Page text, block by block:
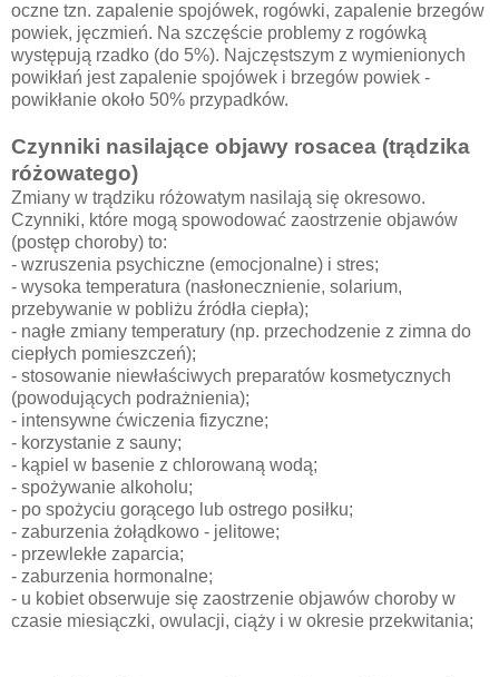
oczne tzn. zapalenie spojówek, rogówki, zapalenie brzegów
powiek, jęczmień. Na szczęście problemy z rogówką
występują rzadko (do 5%). Najczęstszym z wymienionych
powikłań jest zapalenie spojówek i brzegów powiek -
powikłanie około 50% przypadków.
Czynniki nasilające objawy rosacea (trądzika
różowatego)
Zmiany w trądziku różowatym nasilają się okresowo.
Czynniki, które mogą spowodować zaostrzenie objawów
(postęp choroby) to:
- wzruszenia psychiczne (emocjonalne) i stres;
- wysoka temperatura (nasłonecznienie, solarium,
przebywanie w pobliżu źródła ciepła);
- nagłe zmiany temperatury (np. przechodzenie z zimna do
ciepłych pomieszczeń);
- stosowanie niewłaściwych preparatów kosmetycznych
(powodujących podrażnienia);
- intensywne ćwiczenia fizyczne;
- korzystanie z sauny;
- kąpiel w basenie z chlorowaną wodą;
- spożywanie alkoholu;
- po spożyciu gorącego lub ostrego posiłku;
- zaburzenia żołądkowo - jelitowe;
- przewlekłe zaparcia;
- zaburzenia hormonalne;
- u kobiet obserwuje się zaostrzenie objawów choroby w
czasie miesiączki, owulacji, ciąży i w okresie przekwitania;